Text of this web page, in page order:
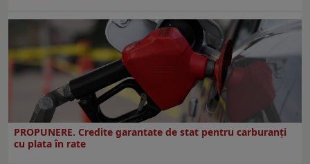
PROPUNERE. Credite garantate de stat pentru carburanți
cu plata în rate